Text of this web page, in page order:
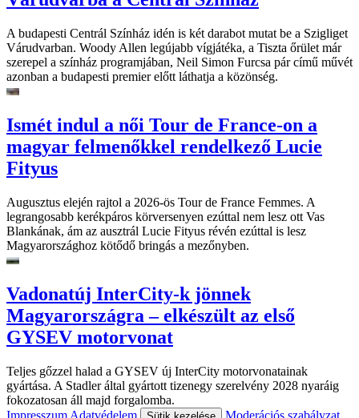
A budapesti Centrál Színház idén is két darabot mutat be a Szigliget
Várudvarban. Woody Allen legújabb vígjátéka, a Tiszta őrület már
szerepel a színház programjában, Neil Simon Furcsa pár című művét
azonban a budapesti premier előtt láthatja a közönség.
Ismét indul a női Tour de France-on a
magyar felmenőkkel rendelkező Lucie
Fityus
Augusztus elején rajtol a 2026-ös Tour de France Femmes. A
legrangosabb kerékpáros körversenyen ezúttal nem lesz ott Vas
Blankának, ám az ausztrál Lucie Fityus révén ezúttal is lesz
Magyarországhoz kötődő bringás a mezőnyben.
Vadonatúj InterCity-k jönnek
Magyarországra – elkészült az első
GYSEV motorvonat
Teljes gőzzel halad a GYSEV új InterCity motorvonatainak
gyártása. A Stadler által gyártott tizenegy szerelvény 2028 nyaráig
fokozatosan áll majd forgalomba.
Impresszum Adatvédelem
Moderációs szabályzat